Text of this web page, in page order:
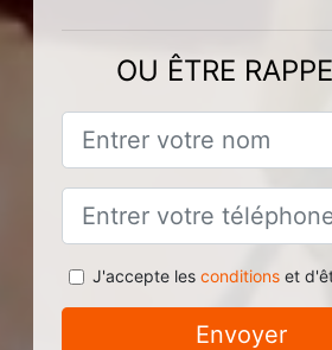
OU ÊTRE
J'accepte les conditionset
Envoyer